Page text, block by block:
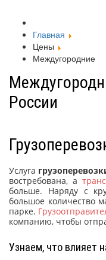
Главная
Цены
Междугородние
России
Услуга
востребована, а
больше. Наряду с
большое количество
парке.
компанию, чтобы
Узнаем, что влияет